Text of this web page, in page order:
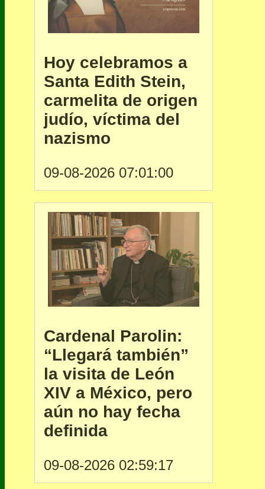
Hoy celebramos a
Santa Edith Stein,
carmelita de origen
judío, víctima del
nazismo
09-08-2026 07:01:00
Cardenal Parolin:
“Llegará también”
la visita de León
XIV a México, pero
aún no hay fecha
definida
09-08-2026 02:59:17